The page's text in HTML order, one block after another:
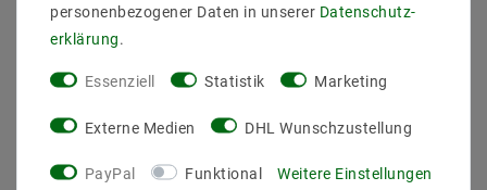
Versandarten & -kosten
Daten­schutz­erklärung
Barrierefreiheitserklärung
personenbezogener Daten in unserer Daten­schutz­
erklärung.
Essenziell Statistik Marketing
Externe Medien DHL Wunschzustellung
PayPal Funktional Weitere Einstellungen